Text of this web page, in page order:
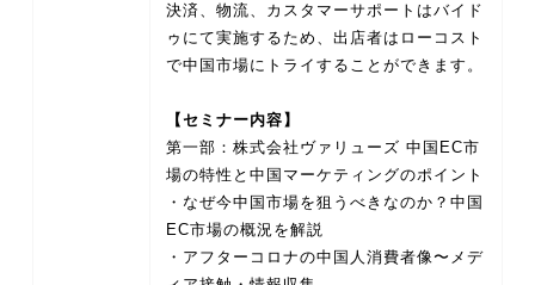
決済、物流、カスタマーサポートはバイド
ゥにて実施するため、出店者はローコスト
で中国市場にトライすることができます。
【セミナー内容】
第一部：株式会社ヴァリューズ 中国EC市
場の特性と中国マーケティングのポイント
・なぜ今中国市場を狙うべきなのか？中国
EC市場の概況を解説
・アフターコロナの中国人消費者像〜メデ